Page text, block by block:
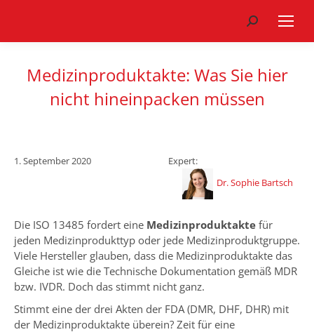
Search:
Medizinproduktakte: Was Sie hier
nicht hineinpacken müssen
1. September 2020
Expert:
Dr. Sophie Bartsch
Die ISO 13485 fordert eine Medizinproduktakte für
jeden Medizinprodukttyp oder jede Medizinproduktgruppe.
Viele Hersteller glauben, dass die Medizinproduktakte das
Gleiche ist wie die Technische Dokumentation gemäß MDR
bzw. IVDR. Doch das stimmt nicht ganz.
Stimmt eine der drei Akten der FDA (DMR, DHF, DHR) mit
der Medizinproduktakte überein? Zeit für eine